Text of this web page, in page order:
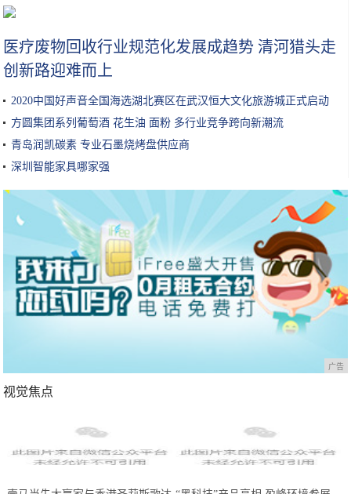
医疗废物回收行业规范化发展成趋势 清河猎头走
创新路迎难而上
2020中国好声音全国海选湖北赛区在武汉恒大文化旅游城正式启动
方圆集团系列葡萄酒 花生油 面粉 多行业竞争跨向新潮流
青岛润凯碳素 专业石墨烧烤盘供应商
深圳智能家具哪家强
广告
视觉焦点